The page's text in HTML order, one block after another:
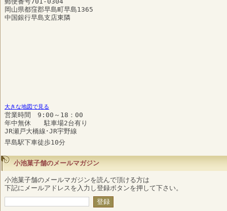
岡山県都窪郡早島町早島1365
中国銀行早島支店東隣
大きな地図で見る
営業時間 9:00～18：00
年中無休 駐車場2台有り
JR瀬戸大橋線･JR宇野線
早島駅下車徒歩10分
小池菓子舗のメールマガジン
小池菓子舗のメールマガジンを読んで頂ける方は
下記にメールアドレスを入力し登録ボタンを押して下さい。